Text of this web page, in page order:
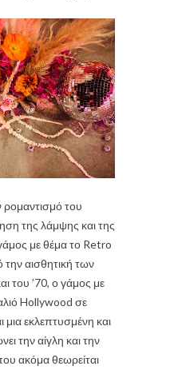
ρομαντισμό του
της λάμψης και της
με θέμα το Retro
αισθητική των
του ’70, ο γάμος με
Hollywood σε
εκλεπτυσμένη και
την αίγλη και την
ακόμα θεωρείται